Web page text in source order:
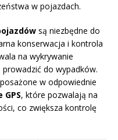
w pojazdach.
są niezbędne do
konserwacja i kontrola
na wykrywanie
do wypadków.
w odpowiednie
, które pozwalają na
co zwiększa kontrolę